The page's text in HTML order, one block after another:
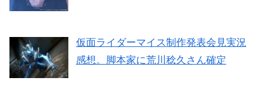
仮面ライダーマイス制作発表会見実況
感想。脚本家に荒川稔久さん確定